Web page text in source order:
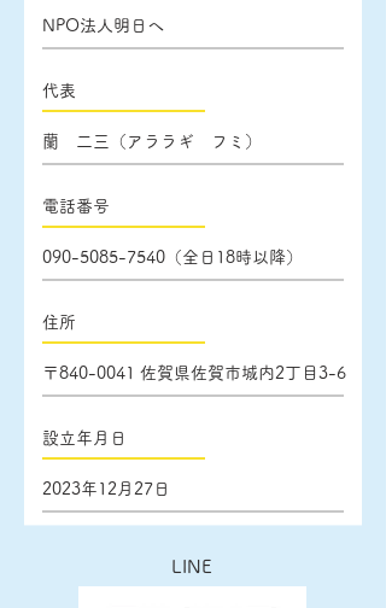
NPO法人明日へ
代表
蘭 二三（アララギ フミ）
電話番号
090-5085-7540 （全日18時以降）
住所
〒840-0041 佐賀県佐賀市城内2丁目3-6
設立年月日
2023年12月27日
​LINE